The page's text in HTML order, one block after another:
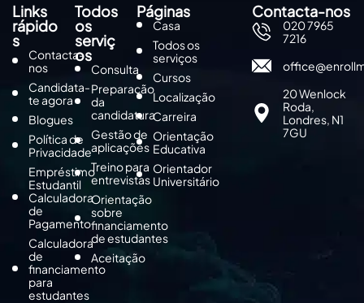
Links
rápido
s
Contacta-
nos
Candidata-
te agora
Blogues
Política de
Privacidade
Empréstimo
Estudantil
Calculadora
de
Pagamento
Calculadora
de
financiamento
para
estudantes
Todos
os
serviç
os
Consulta
Preparação
da
candidatura
Gestão de
aplicações
Treino para
entrevistas
Orientação
sobre
financiamento
de estudantes
Aceitação
Páginas
Casa
Todos os
serviços
Cursos
Localização
Carreira
Orientação
Educativa
Orientador
Universitário
Contacta-nos
020 7965
7216
20 Wenlock
Roda,
Londres, N1
7GU